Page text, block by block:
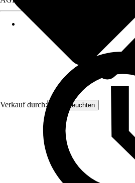
Verkauf durch: Näve Leuchten